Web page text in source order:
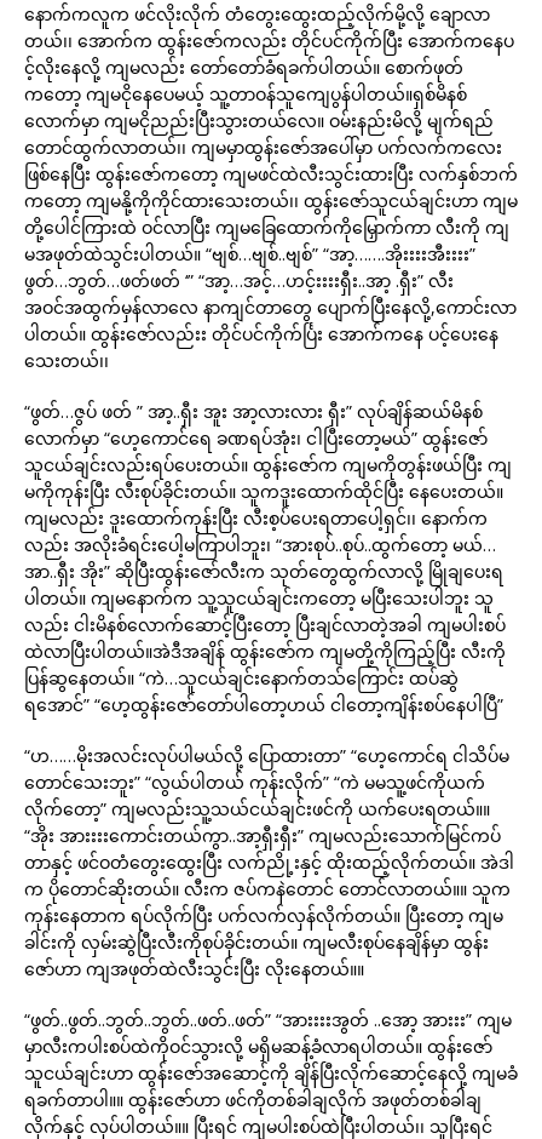
နောက်ကလူက ဖင်လိုးလိုက် တံတွေးထွေးထည့်လိုက်မို့လို့ ချောလာ
တယ်၊၊ အောက်က ထွန်းဇော်ကလည်း တိုင်ပင်ကိုက်ပြီး အောက်ကနေပ
င့်လိုးနေလို့ ကျမလည်း တော်တော်ခံရခက်ပါတယ်။ စောက်ဖုတ်
ကတော့ ကျမငိုနေပေမယ့် သူ့တာဝန်သူကျေပွန်ပါတယ်။ရှစ်မိနစ်
လောက်မှာ ကျမငိုညည်းပြီးသွားတယ်လေ။ ဝမ်းနည်းမိလို့ မျက်ရည်
တောင်ထွက်လာတယ်၊၊ ကျမမှာထွန်းဇော်အပေါ်မှာ ပက်လက်ကလေး
ဖြစ်နေပြီး ထွန်းဇော်ကတော့ ကျမဖင်ထဲလီးသွင်းထားပြီး လက်နှစ်ဘက်
ကတော့ ကျမနို့ကိုကိုင်ထားသေးတယ်၊၊ ထွန်းဇော်သူငယ်ချင်းဟာ ကျမ
တို့ပေါင်ကြားထဲ ဝင်လာပြီး ကျမခြေထောက်ကိုမြှောက်ကာ လီးကို ကျ
မအဖုတ်ထဲသွင်းပါတယ်။ “ဗျစ်…ဗျစ်..ဗျစ်” “အာ့…….အိုးးးးအီးးးး”
ဖွတ်…ဘွတ်…ဖတ်ဖတ် ‘” “အာ့…အင့်…ဟင့်းးးးရှီး..အာ့ .ရှီး” လီး
အဝင်အထွက်မှန်လာလေ နာကျင်တာတွေ ပျောက်ပြီးနေလို့,ကောင်းလာ
ပါတယ်။ ထွန်းဇော်လည်းး တိုင်ပင်ကိုက်င်္ပြး အောက်ကနေ ပင့်ပေးနေ
သေးတယ်၊၊
“ဖွတ်…ဇွပ် ဖတ် ” အာ့..ရှီး အူး အာ့လားလား ရှီး” လုပ်ချိန်ဆယ်မိနစ်
လောက်မှာ “ဟေ့ကောင်ရေ ခဏရပ်အုံး၊ ငါပြီးတော့မယ်” ထွန်းဇော်
သူငယ်ချင်းလည်းရပ်ပေးတယ်။ ထွန်းဇော်က ကျမကိုတွန်းဖယ်ပြီး ကျ
မကိုကုန်းပြီး လီးစုပ်ခိုင်းတယ်။ သူကဒူးထောက်ထိုင်ပြီး နေပေးတယ်။
ကျမလည်း ဒူးထောက်ကုန်းပြီး လီးစ့ပ်ပေးရတာပေါ့ရှင်၊၊ နောက်က
လည်း အလိုးခံရင်းပေါ့မကြာပါဘူး၊ “အားစုပ်..စုပ်..ထွက်တော့ မယ်…
အာ..ရှီး အိုး” ဆိုပြီးထွန်းဇော်လီးက သုတ်တွေထွက်လာလို့ မြိုချပေးရ
ပါတယ်။ ကျမနောက်က သူ့သူငယ်ချင်းကတော့ မပြီးသေးပါဘူး သူ
လည်း ငါးမိနစ်လောက်ဆောင့်ပြီးတော့ ပြီးချင်လာတဲ့အခါ ကျမပါးစပ်
ထဲလာပြီးပါတယ်။အဲဒီအချိန် ထွန်းဇော်က ကျမတို့ကိုကြည့်ပြီး လီးကို
ပြန်ဆွနေတယ်။ “ကဲ…သူငယ်ချင်းနောက်တသ်ကြောင်း ထပ်ဆွဲ
ရအောင်” “ဟေ့ထွန်းဇော်တော်ပါတော့ဟယ် ငါတော့ကျိန်းစပ်နေပါပြီ”
“ဟ……မိုးအလင်းလုပ်ပါမယ်လို့ ပြောထားတာ” “ဟေ့ကောင်ရ ငါသိပ်မ
တောင်သေးဘူး” “လွယ်ပါတယ် ကုန်းလိုက်” “ကဲ မမသူ့ဖင်ကိုယက်
လိုက်တော့” ကျမလည်းသူ့သယ်ငယ်ချင်းဖင်ကို ယက်ပေးရတယ်။။
“အိုး အားးးးကောင်းတယ်ကွာ..အာ့ရှီးရှီး” ကျမလည်းသောက်မြင်ကပ်
တာနှင့် ဖင်ဝတံတွေးထွေးပြီး လက်ညို့းနှင့် ထိုးထည့်လိုက်တယ်။ အဲဒါ
က ပိုတောင်ဆိုးတယ်။ လီးက ဇပ်ကနဲတောင် တောင်လာတယ်။။ သူက
ကုန်းနေတာက ရပ်လိုက်ပြီး ပက်လက်လှန်လိုက်တယ်။ ပြီးတော့ ကျမ
ခါင်းကို လှမ်းဆွဲပြီးလီးကိုစုပ်ခိုင်းတယ်။ ကျမလီးစုပ်နေချိန်မှာ ထွန်း
ဇော်ဟာ ကျအဖုတ်ထဲလီးသွင်းပြီး လိုးနေတယ်။။
“ဖွတ်..ဖွတ်..ဘွတ်..ဘွတ်..ဖတ်..ဖတ်” “အားးးးအွတ် ..အော့ အားးး” ကျမ
မှာလီးကပါးစပ်ထဲကိုဝင်သွားလို့ မရှိမဆန့်ခံလာရပါတယ်။ ထွန်းဇော်
သူငယ်ချင်းဟာ ထွန်းဇော်အဆောင့်ကို ချိန်ပြီးလိုက်ဆောင့်နေလို့ ကျမခံ
ရခက်တာပါ။။ ထွန်းဇော်ဟာ ဖင်ကိုတစ်ခါချလိုက် အဖုတ်တစ်ခါချ
လိုက်နှင့် လုပ်ပါတယ်။။ ပြီးရင် ကျမပါးစပ်ထဲပြီးပါတယ်၊၊ သူပြီးရင်